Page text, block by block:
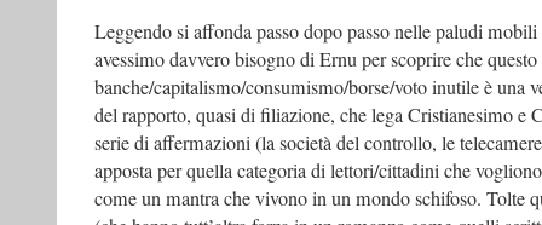
Leggendo si affonda passo dopo passo nelle paludi mobili
avessimo davvero bisogno di Ernu per scoprire che
banche/capitalismo/consumismo/borse/voto inutile è una
del rapporto, quasi di filiazione, che lega Cristianesimo e
serie di affermazioni (la società del controllo, le
apposta per quella categoria di lettori/cittadini che
come un mantra che vivono in un mondo schifoso. Tolte